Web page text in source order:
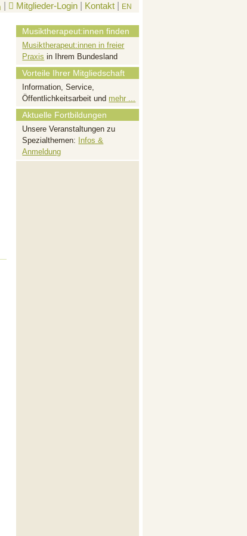
Mitglieder-Login| Kontakt| EN
Musiktherapeut:innen finden
Musiktherapeut:innen in freier
Praxis in Ihrem Bundesland
Vorteile Ihrer Mitgliedschaft
Information, Service,
Öffentlichkeitsarbeit und mehr ...
Aktuelle Fortbildungen
Unsere Veranstaltungen zu
Spezialthemen:
Infos &
Anmeldung